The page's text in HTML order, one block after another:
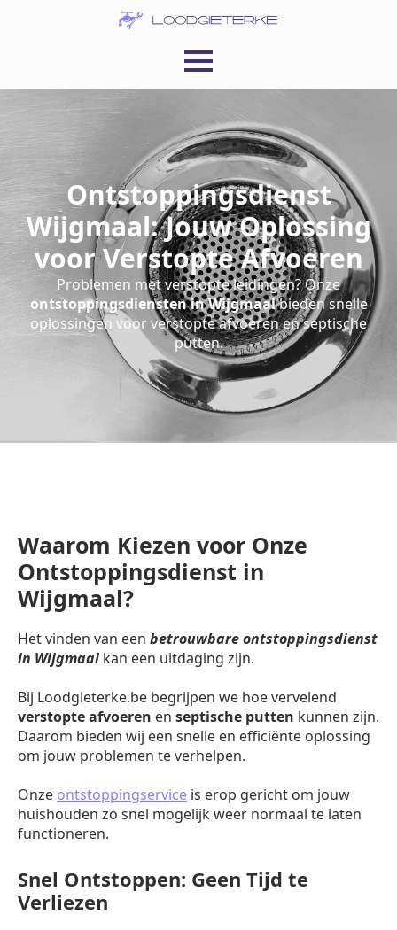
Ontstoppingsdienst
Wijgmaal: Jouw Oplossing
voor Verstopte Afvoeren
Problemen met verstopte leidingen? Onze
ontstoppingsdiensten in Wijgmaalbieden snelle
oplossingen voor verstopte afvoeren en septische
putten.
Waarom Kiezen voor Onze
Ontstoppingsdienst in
Wijgmaal?
Het vinden van een betrouwbare ontstoppingsdienst
in Wijgmaal kan een uitdaging zijn.
Bij Loodgieterke.be begrijpen we hoe vervelend
verstopte afvoeren en septische putten kunnen zijn.
Daarom bieden wij een snelle en efficiënte oplossing
om jouw problemen te verhelpen.
Onze ontstoppingservice is erop gericht om jouw
huishouden zo snel mogelijk weer normaal te laten
functioneren.
Snel Ontstoppen: Geen Tijd te
Verliezen